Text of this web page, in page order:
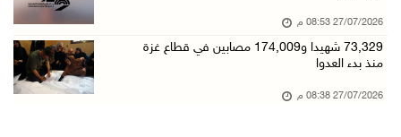
27/07/2026 08:53 م
73,329 شهيدا و174,009 مصابين في قطاع غزة
منذ بدء العدوا
27/07/2026 08:38 م